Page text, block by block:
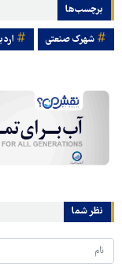
برچسب‌ها
شهرک صنعتی
نظر شما